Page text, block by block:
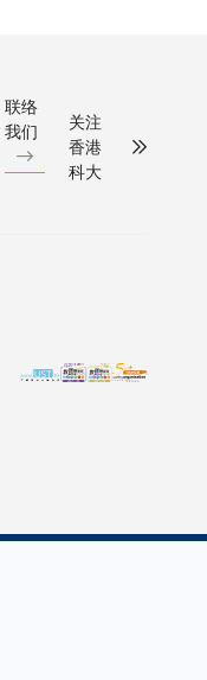
联络
我们
关注
香港
科大